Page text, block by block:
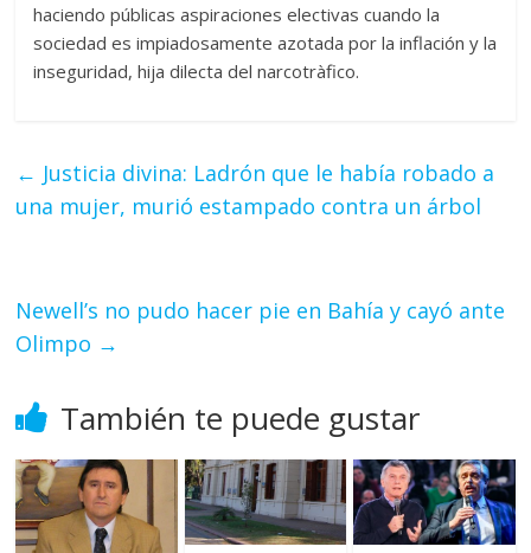
haciendo públicas aspiraciones electivas cuando la
sociedad es impiadosamente azotada por la inflación y la
inseguridad, hija dilecta del narcotràfico.
← Justicia divina: Ladrón que le había robado a
una mujer, murió estampado contra un árbol
Newell’s no pudo hacer pie en Bahía y cayó ante
Olimpo →
También te puede gustar